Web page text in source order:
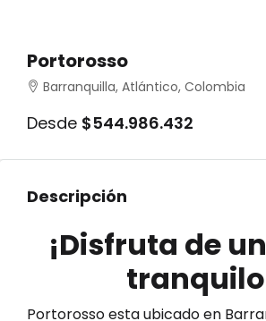
Portorosso
Barranquilla, Atlántico, Colombia
Desde $544.986.432
Descripción
¡Disfruta de
Portorosso esta ubicado en